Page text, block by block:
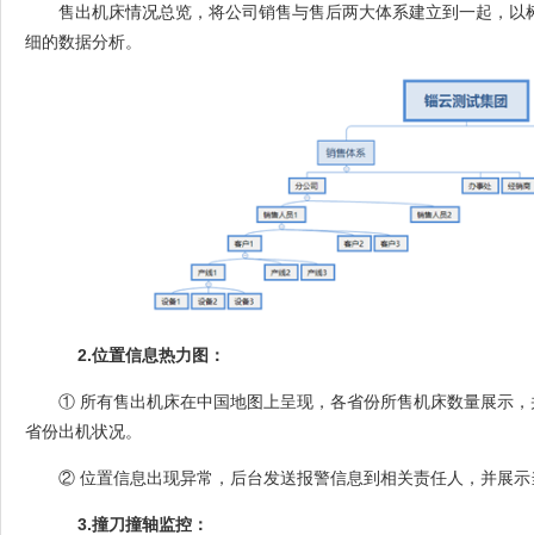
售出机床情况总览，将公司销售与售后两大体系建立到一起，
细的数据分析。
2.位置信息热力图：
① 所有售出机床在中国地图上呈现，各省份所售机床数量展示
省份出机状况。
② 位置信息出现异常，后台发送报警信息到相关责任人，并展
3.撞刀撞轴监控：